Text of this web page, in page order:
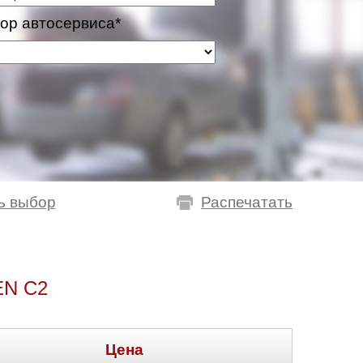
автосервиса*
Распечатать
выбор
C2
Цена